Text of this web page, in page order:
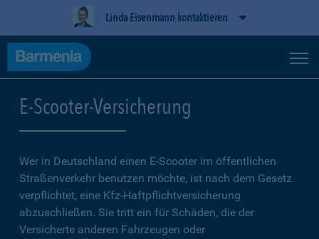
Linda Eisenmann kontaktieren
E-Scooter-Versicherung
Wer in Deutschland einen E-Scooter im öffentlichen
Straßenverkehr benutzen möchte, ist nach dem Gesetz
verpflichtet, eine Kfz-Haftpflichtversicherung
abzuschließen. Sie tritt ein für Schäden, die der
Versicherte anderen Fahrzeugen oder